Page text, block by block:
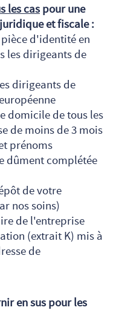
les cas pour une
et fiscale :
d'identité en
les dirigeants de
dirigeants de
domicile de tous les
de moins de 3 mois
prénoms
dûment complétée
de votre
nos soins)
de l'entreprise
(extrait K) mis à
de
en sus pour les